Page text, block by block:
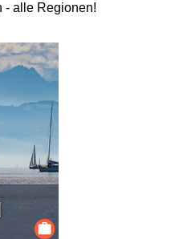
- alle Regionen!